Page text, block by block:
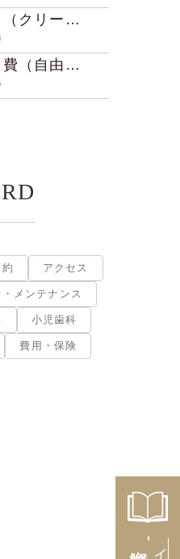
歯石取り（クリーニング）は痛いですか？
保険と自費（自由診療）の違いはありますか？
アクセス
メンテナンス
小児歯科
費用・保険